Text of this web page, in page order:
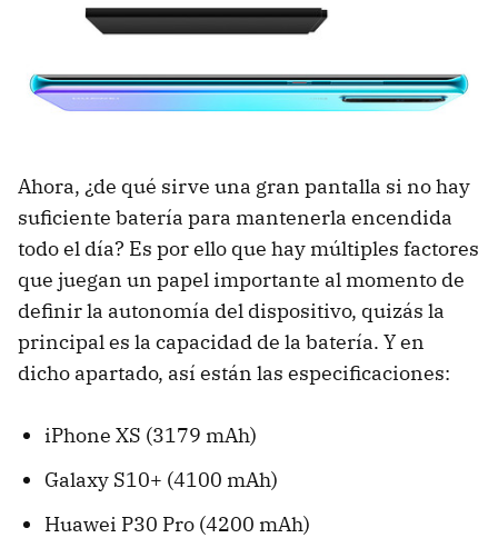
Ahora, ¿de qué sirve una gran pantalla si no hay
suficiente batería para mantenerla encendida
todo el día? Es por ello que hay múltiples factores
que juegan un papel importante al momento de
definir la autonomía del dispositivo, quizás la
principal es la capacidad de la batería. Y en
dicho apartado, así están las especificaciones:
iPhone XS (3179 mAh)
Galaxy S10+ (4100 mAh)
Huawei P30 Pro (4200 mAh)